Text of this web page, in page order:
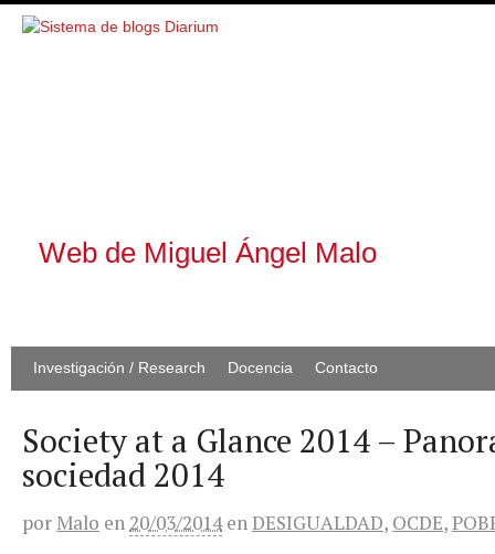
Web de Miguel Ángel Malo
Investigación / Research Docencia Contacto
Society at a Glance 2014 –
sociedad 2014
por Malo en 20/03/2014 enDESIGUALDAD, OCDE,